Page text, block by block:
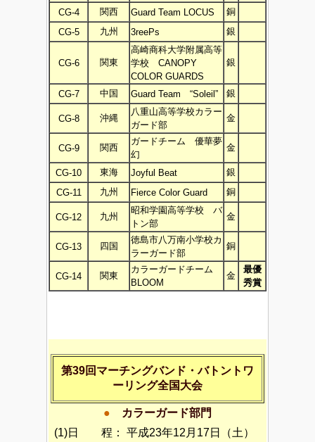
CG-4 関西 Guard Team LOCUS
銅
CG-5
九州 3reePs 銀
CG-6 関東
高崎商科大学附属高等
学校 CANOPY
COLOR GUARDS
銀
CG-7 中国 Guard Team “Soleil” 銀
CG-8 沖縄
八重山高等学校カラー
ガード部
金
CG-9 関西
ガードチーム 優華夢
幻
金
CG-10 東海 Joyful Beat
銀
CG-11
九州 Fierce Color Guard 銅
CG-12 九州
昭和学園高等学校 バ
トン部
金
CG-13 四国
徳島市八万南小学校カ
ラーガード部
銅
CG-14 関東
カラーガードチーム
BLOOM
金
最優
秀賞
第39回マーチングバンド・バトントワ
ーリング全国大会
●
カラーガード部門
(1)日 程：
平成23年12月17日（土）